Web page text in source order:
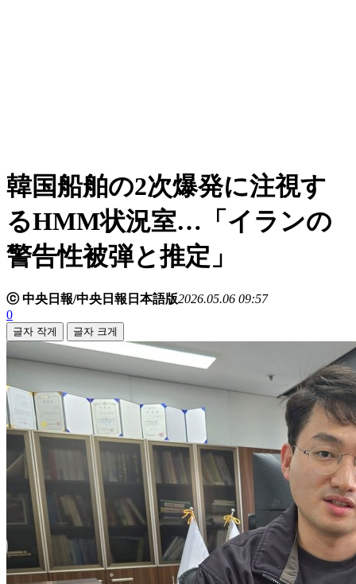
韓国船舶の2次爆発に注視す
るHMM状況室…「イランの
警告性被弾と推定」
ⓒ 中央日報/中央日報日本語版2026.05.06 09:57
0
글자 작게 글자 크게